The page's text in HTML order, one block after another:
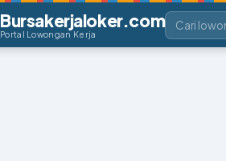
Bursakerjaloker.com
Portal Lowongan Kerja